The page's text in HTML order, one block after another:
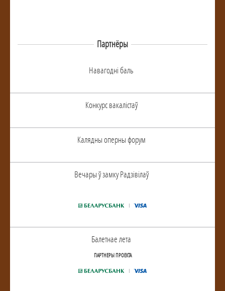
Партнёры
Навагоднi баль
Конкурс вакалiстаў
Калядны оперны форум
Вечары ў замку Радзiвiлаў
Балетнае лета
ПАРТНЕРЫ ПРОЕКТА